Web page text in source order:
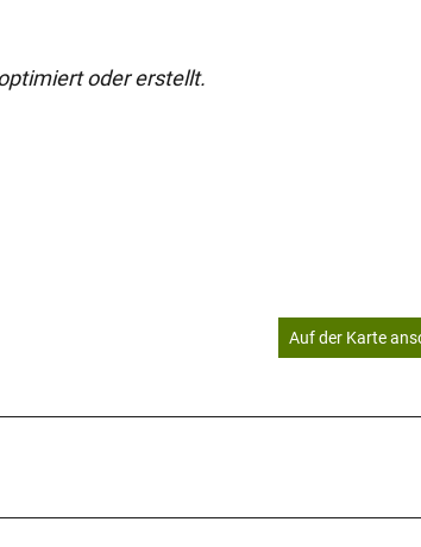
oder erstellt.
Auf der Karte